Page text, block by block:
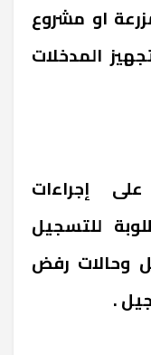
او مشروع
المدخلات
إجراءات
للتسجيل
وحالات رفض
.